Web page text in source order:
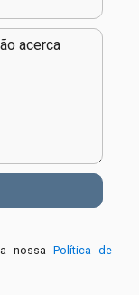
a nossaPolítica de